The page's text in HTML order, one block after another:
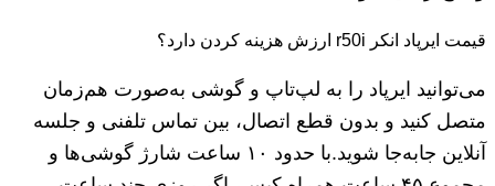
قیمت ایرپاد انکر r50i ارزش هزینه کردن دارد؟
می‌توانید ایرپاد را به لپ‌تاپ و گوشی به‌صورت هم‌زمان
متصل کنید و بدون قطع اتصال، بین تماس تلفنی و جلسه
آنلاین جابه‌جا شوید.با حدود ۱۰ ساعت شارژ گوشی‌ها و